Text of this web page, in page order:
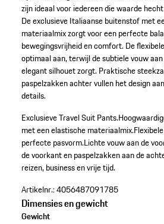
zijn ideaal voor iedereen die waarde
De exclusieve Italiaanse buitenstof met
materiaalmix zorgt voor een perfecte
bewegingsvrijheid en comfort. De
optimaal aan, terwijl de subtiele vouw
elegant silhouet zorgt. Praktische
paspelzakken achter vullen het design
details.
Exclusieve Travel Suit Pants.
met een elastische materiaalmix.
perfecte pasvorm.Lichte vouw aan de
de voorkant en paspelzakken aan de
reizen, business en vrije tijd.
Artikelnr.:4056487091785
Dimensies en gewicht
Gewicht